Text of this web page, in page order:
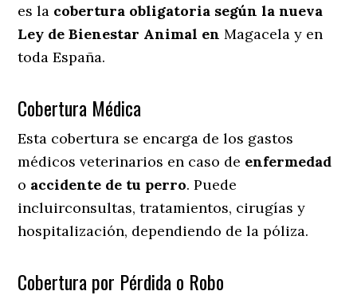
es la cobertura obligatoria según la nueva
Ley de Bienestar Animal en Magacela y en
toda España.
Cobertura Médica
Esta cobertura se encarga de los gastos
médicos veterinarios en caso de enfermedad
o accidente de tu perro. Puede
incluirconsultas, tratamientos, cirugías y
hospitalización, dependiendo de la póliza.
Cobertura por Pérdida o Robo